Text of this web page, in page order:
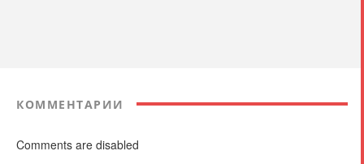
КОММЕНТАРИИ
Comments are disabled